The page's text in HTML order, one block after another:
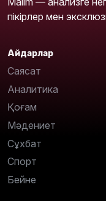
пікірлер мен
Айдарлар
Саясат
Аналитика
Қоғам
Мәдениет
Сұхбат
Спорт
Бейне